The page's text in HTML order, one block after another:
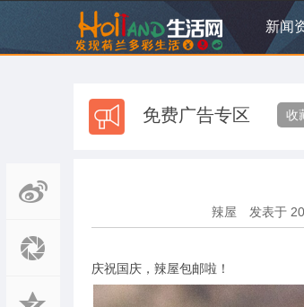
新闻
免费广告专区 收
辣屋 发表于
庆祝国庆，辣屋包邮啦！